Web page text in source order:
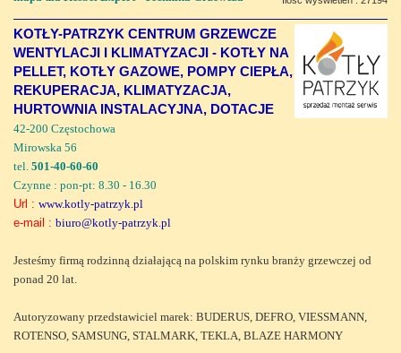
KOTŁY-PATRZYK CENTRUM GRZEWCZE
WENTYLACJI I KLIMATYZACJI - KOTŁY NA
PELLET, KOTŁY GAZOWE, POMPY CIEPŁA,
REKUPERACJA, KLIMATYZACJA,
HURTOWNIA INSTALACYJNA, DOTACJE
42-200 Częstochowa
Mirowska 56
tel. 501-40-60-60
Czynne : pon-pt: 8.30 - 16.30
Url : www.kotly-patrzyk.pl
e-mail : biuro@kotly-patrzyk.pl
Jesteśmy firmą rodzinną działającą na polskim rynku branży grzewczej od
ponad 20 lat.
Autoryzowany przedstawiciel marek: BUDERUS, DEFRO, VIESSMANN,
ROTENSO, SAMSUNG, STALMARK, TEKLA, BLAZE HARMONY